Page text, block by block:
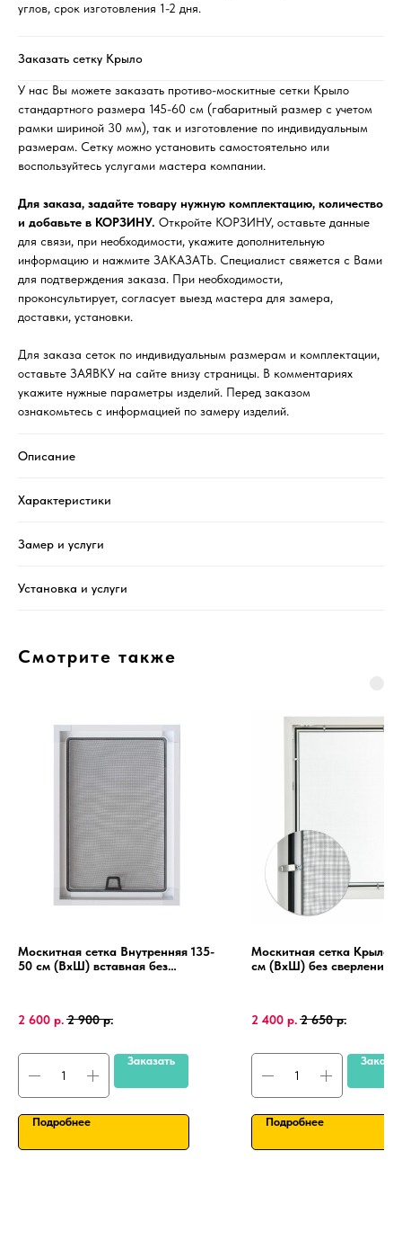
углов, срок изготовления 1-2 дня.
Заказать сетку Крыло
У нас Вы можете заказать противо-москитные сетки Крыло
стандартного размера 145-60 см (габаритный размер с учетом
рамки шириной 30 мм), так и изготовление по индивидуальным
размерам. Сетку можно установить самостоятельно или
воспользуйтесь услугами мастера компании.
Для заказа, задайте товару нужную комплектацию, количество
и добавьте в КОРЗИНУ. Откройте КОРЗИНУ, оставьте данные
для связи, при необходимости, укажите дополнительную
информацию и нажмите ЗАКАЗАТЬ. Специалист свяжется с Вами
для подтверждения заказа. При необходимости,
проконсультирует, согласует выезд мастера для замера,
доставки, установки.
Для заказа сеток по индивидуальным размерам и комплектации,
оставьте ЗАЯВКУ на сайте внизу страницы. В комментариях
укажите нужные параметры изделий. Перед заказом
ознакомьтесь с информацией по замеру изделий.
Описание
Характеристики
Замер и услуги
Установка и услуги
Смотрите также
Москитная сетка Внутренняя 135-
50 см (ВхШ) вставная без
2 600 р. 2 900 р.
Заказать
Подробнее
Москитная сетка Крыло
см (ВхШ) без сверления,
2 400 р. 2 650 р.
Подробнее